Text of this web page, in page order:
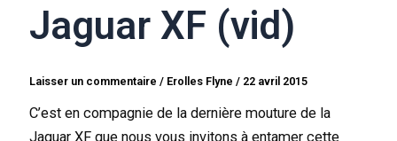
Jaguar XF (vid)
Laisser un commentaire / Erolles Flyne/ 22 avril 2015
C’est en compagnie de la dernière mouture de la
Jaguar XF que nous vous invitons à entamer cette